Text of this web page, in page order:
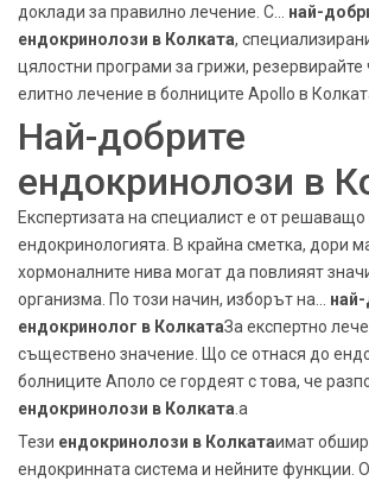
доклади за правилно лечение. С… най-
ендокринолози в Колката,
цялостни програми за грижи, резервирайте
елитно лечение в болниците Apollo в
Най-добрите
ендокринолози в
Експертизата на специалист е от решаващо
ендокринологията. В крайна сметка, дори
хормоналните нива могат да повлияят
организма. По този начин, изборът на...
ендокринолог в КолкатаЗа експертно
съществено значение. Що се отнася до
болниците Аполо се гордеят с това, че
ендокринолози в Колката .a
Тези ендокринолози в Колкатаимат
ендокринната система и нейните функции.